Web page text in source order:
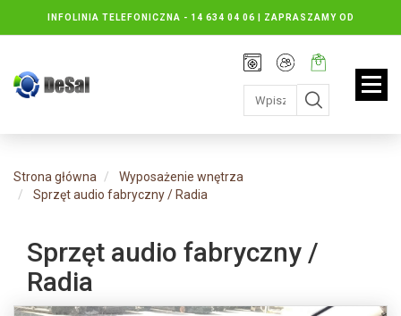
INFOLINIA TELEFONICZNA - 14 634 04 06 | ZAPRASZAMY OD
PONIEDZIAŁKU DO PIĄTKU : 8.30 DO 16.30, SOBOTY: 8.30 DO 13.00
Rejestracja
Moje
konto
Twój
koszyk:
jest
pusty
Strona główna
Wyposażenie wnętrza
Sprzęt audio fabryczny / Radia
Sprzęt audio fabryczny /
Radia